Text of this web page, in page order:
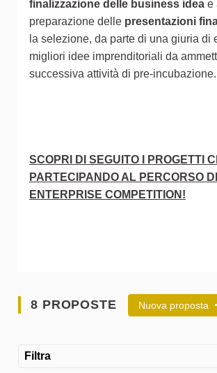
finalizzazione delle business idea e
preparazione delle presentazioni
la selezione, da parte di una giuria di
migliori idee imprenditoriali da
successiva attività di pre-incubazione.
SCOPRI DI SEGUITO I PROGETTI
PARTECIPANDO AL PERCORSO DI
ENTERPRISE COMPETITION!
8 PROPOSTE Nuova proposta
Filtra